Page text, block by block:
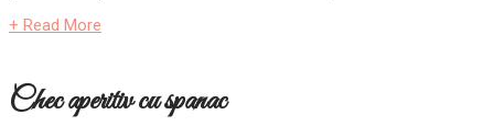
+ Read More
Chec aperitiv cu spanac